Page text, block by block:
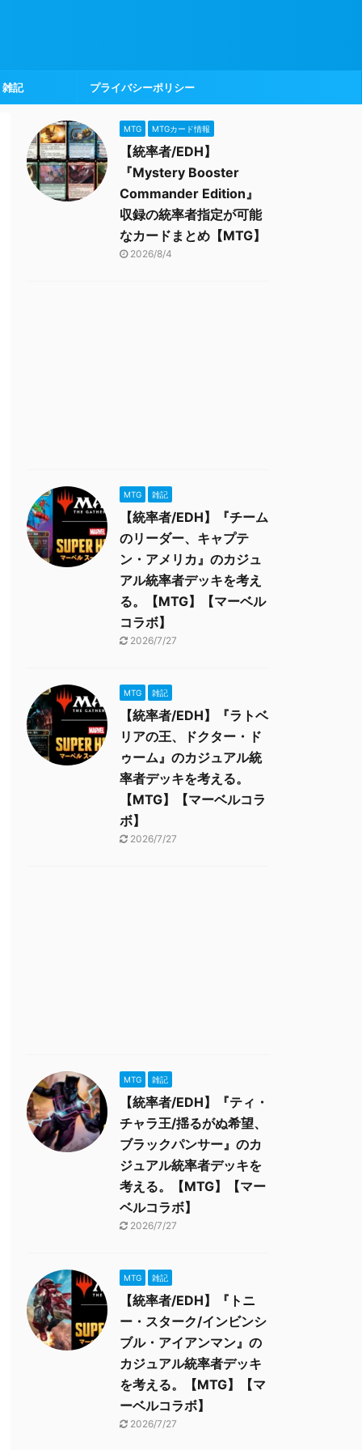
雑記 プライバシーポリシー
MTG MTGカード情報
【統率者/EDH】
『Mystery Booster
Commander Edition』
収録の統率者指定が可能
なカードまとめ【MTG】
2026/8/4
MTG 雑記
【統率者/EDH】『チーム
のリーダー、キャプテ
ン・アメリカ』のカジュ
アル統率者デッキを考え
る。【MTG】【マーベル
コラボ】
2026/7/27
MTG 雑記
【統率者/EDH】『ラトベ
リアの王、ドクター・ド
ゥーム』のカジュアル統
率者デッキを考える。
【MTG】【マーベルコラ
ボ】
2026/7/27
MTG 雑記
【統率者/EDH】『ティ・
チャラ王/揺るがぬ希望、
ブラックパンサー』のカ
ジュアル統率者デッキを
考える。【MTG】【マー
ベルコラボ】
2026/7/27
MTG 雑記
【統率者/EDH】『トニ
ー・スターク/インビンシ
ブル・アイアンマン』の
カジュアル統率者デッキ
を考える。【MTG】【マ
ーベルコラボ】
2026/7/27